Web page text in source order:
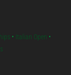
• Italian Open •